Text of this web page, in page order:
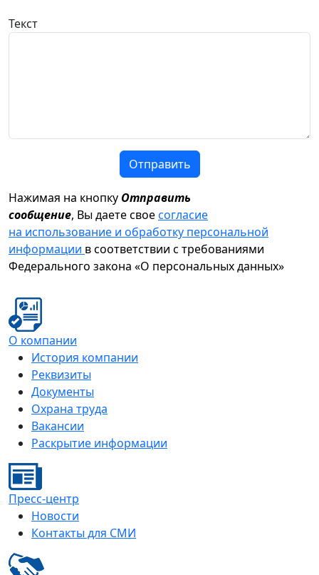
Текст
Отправить
Нажимая на кнопку Отправить
сообщение, Вы даете своесогласие
на использование и обработку персональной
информации в соответствии с требованиями
Федерального закона «О персональных данных»
О компании
История компании
Реквизиты
Документы
Охрана труда
Вакансии
Раскрытие информации
Пресс-центр
Новости
Контакты для СМИ